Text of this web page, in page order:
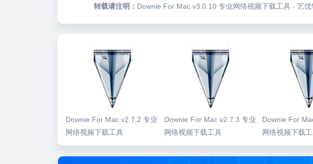
转载请注明： Downie For Mac v3.0.10 专业网络视频下载工具 - 艺优
Downie For Mac v2.7.2 专业
网络视频下载工具
Downie For Mac v2.7.3 专业
网络视频下载工具
Downie For
网络视频下载